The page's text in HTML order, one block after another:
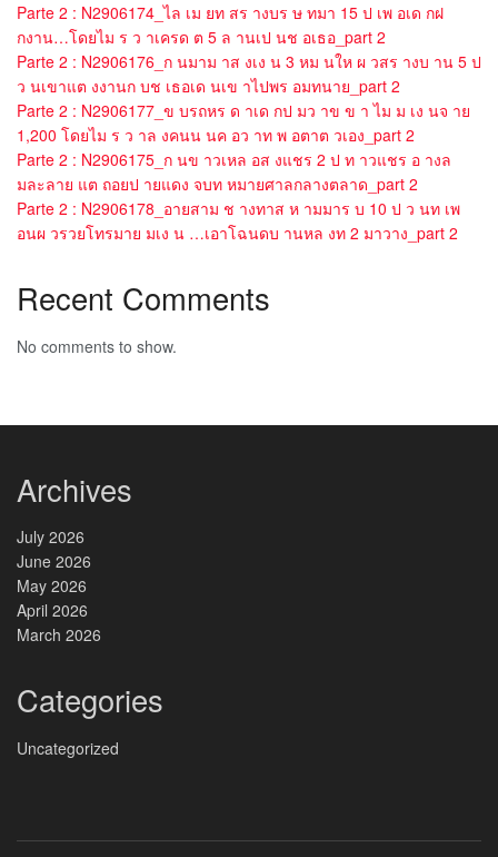
Parte 2 : N2906174_ไล เม ยท สร างบร ษ ทมา 15 ป เพ อเด กฝ
กงาน…โดยไม ร ว าเครด ต 5 ล านเป นช อเธอ_part 2
Parte 2 : N2906176_ก นมาม าส งเง น 3 หม นให ผ วสร างบ าน 5 ป
ว นเขาแต งงานก บช เธอเด นเข าไปพร อมทนาย_part 2
Parte 2 : N2906177_ข บรถหร ด าเด กป มว าข ข า ไม ม เง นจ าย
1,200 โดยไม ร ว าล งคนน นค อว าท พ อตาต วเอง_part 2
Parte 2 : N2906175_ก นข าวเหล อส งแชร 2 ป ท าวแชร อ างล
มละลาย แต ถอยป ายแดง จบท หมายศาลกลางตลาด_part 2
Parte 2 : N2906178_อายสาม ช างทาส ห ามมาร บ 10 ป ว นท เพ
อนผ วรวยโทรมาย มเง น …เอาโฉนดบ านหล งท 2 มาวาง_part 2
Recent Comments
No comments to show.
Archives
July 2026
June 2026
May 2026
April 2026
March 2026
Categories
Uncategorized